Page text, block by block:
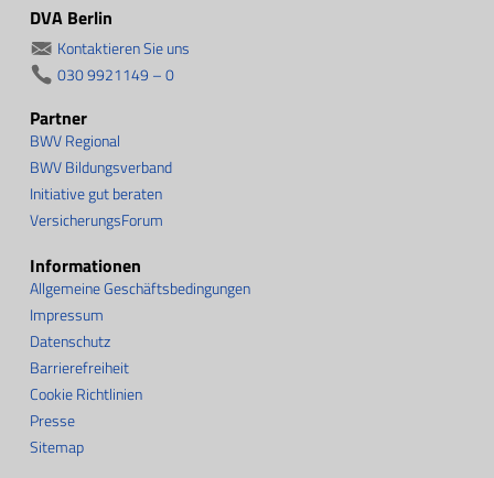
DVA Berlin
Kontaktieren Sie uns
030 9921149 – 0
Informationen
Allgemeine Geschäftsbedingungen
Impressum
Datenschutz
Barrierefreiheit
Cookie Richtlinien
Presse
Sitemap
Partner
BWV Regional
BWV Bildungsverband
Initiative gut beraten
VersicherungsForum